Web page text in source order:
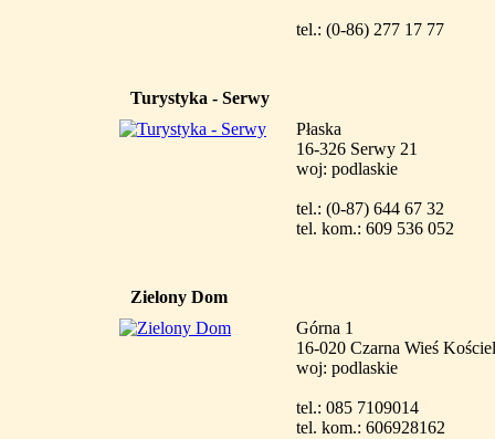
tel.: (0-86) 277 17 77
Turystyka - Serwy
Płaska
16-326 Serwy 21
woj: podlaskie
tel.: (0-87) 644 67 32
tel. kom.: 609 536 052
Zielony Dom
Górna 1
16-020 Czarna Wieś
woj: podlaskie
tel.: 085 7109014
tel. kom.: 606928162